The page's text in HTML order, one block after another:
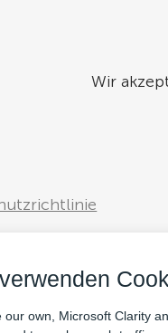
Wir
our own, Microsoft Clarity